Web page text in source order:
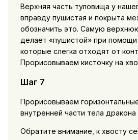
Верхняя часть туловища у
вправду пушистая и покрыта
обозначить это. Самую
делает «пушистой» при
которые слегка отходят от
Прорисовываем кисточку на
Шаг 7
Прорисовываем
внутренней части тела дракона
Обратите внимание, к хвосту